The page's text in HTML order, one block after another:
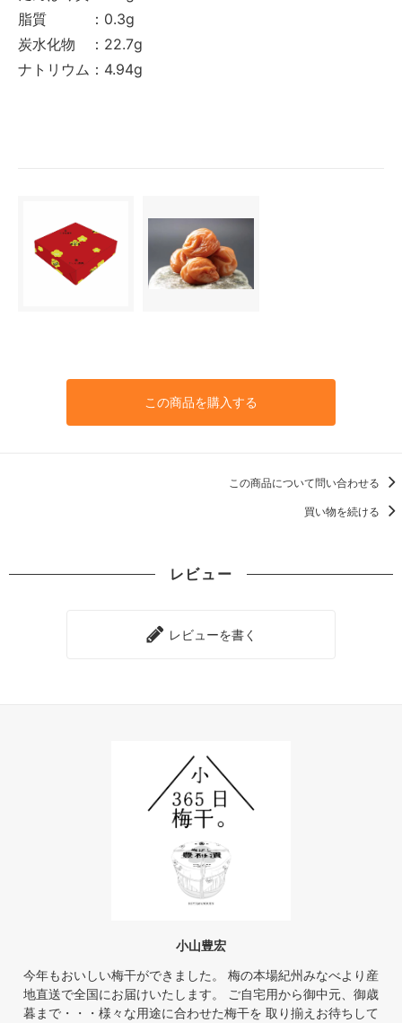
脂質 ：0.3g
炭水化物 ：22.7g
ナトリウム：4.94g
この商品を購入する
この商品について問い合わせる
買い物を続ける
レビュー
レビューを書く
小山豊宏
今年もおいしい梅干ができました。 梅の本場紀州みなべより産
地直送で全国にお届けいたします。 ご自宅用から御中元、御歳
暮まで・・・様々な用途に合わせた梅干を 取り揃えお待ちして